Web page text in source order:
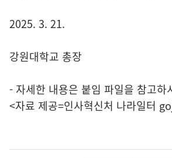
2025. 3. 21.
강원대학교 총장
- 자세한 내용은 붙임 파일을 참고하
<자료 제공=인사혁신처 나라일터